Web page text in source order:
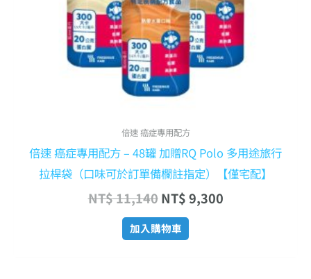
倍速 癌症專用配方
倍速 癌症專用配方 – 48罐 加贈RQ Polo 多用途旅行
拉桿袋（口味可於訂單備欄註指定）【僅宅配】
NT$11,140 NT$9,300
加入購物車